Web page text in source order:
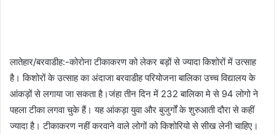
लातेहार/बरवाडीह:-कोरोना टीकाकरण को लेकर बड़ों से ज्यादा किशोरों में उत्साह
है। किशोरों के उत्साह का अंदाजा बरवाडीह परियोजना बालिका उच्च विद्यालय के
आंकड़ों से लगाया जा सकता है।जंहा तीन दिन में 232 बालिका मे से 94 लोगो ने
पहला टीका लगवा चुके हैं। यह आंकड़ा युवा और बुजुर्गों के शुरुआती दौरा से कहीं
ज्यादा है। टीकाकरण नहीं करवाने वाले लोगों को किशोरियो से सीख लेनी चाहिए।